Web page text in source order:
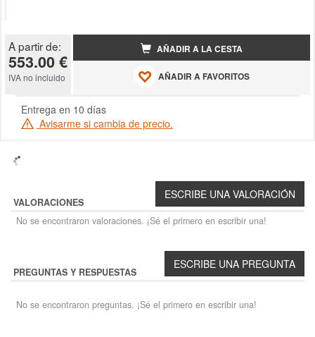
A partir de:
553.00 €
IVA no incluido
AÑADIR A LA CESTA
AÑADIR A FAVORITOS
Entrega en 10 días
Avisarme si cambia de precio.
VALORACIONES
No se encontraron valoraciones. ¡Sé el primero en escribir una!
PREGUNTAS Y RESPUESTAS
No se encontraron preguntas. ¡Sé el primero en escribir una!